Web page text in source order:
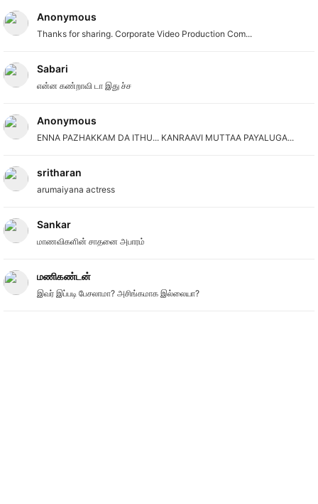
Anonymous
Thanks for sharing. Corporate Video Production Com...
Sabari
என்ன கண்றாவி டா இது ச்ச
Anonymous
ENNA PAZHAKKAM DA ITHU... KANRAAVI MUTTAA PAYALUGA...
sritharan
arumaiyana actress
Sankar
மாணவிகளின் சாதனை அபாரம்
மணிகண்டன்
இவர் இப்படி பேசலாமா? அசிங்கமாக இல்லையா?